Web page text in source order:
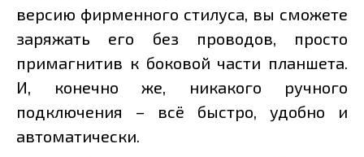
версию фирменного стилуса, вы сможете
заряжать его без проводов, просто
примагнитив к боковой части планшета.
И, конечно же, никакого ручного
подключения – всё быстро, удобно и
автоматически.